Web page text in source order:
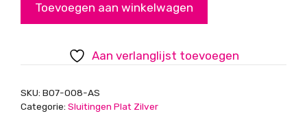
voor
breed
leer,
zilver
Toevoegen aan winkelwagen
Aan verlanglijst toevoegen
SKU: B07-008-AS
Categorie: Sluitingen Plat Zilver